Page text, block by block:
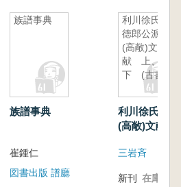
族譜事典
族譜事典
崔鍾仁
図書出版 譜廳
利川徐氏通
徳郎公派
(高敞)文
献 上、
下 (古書)
利川徐氏通
(高敞)文献
三岩斉
新刊 在庫なし